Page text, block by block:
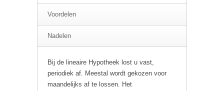
Voordelen
Nadelen
Bij de lineaire Hypotheek lost u vast,
periodiek af. Meestal wordt gekozen voor
maandelijks af te lossen. Het